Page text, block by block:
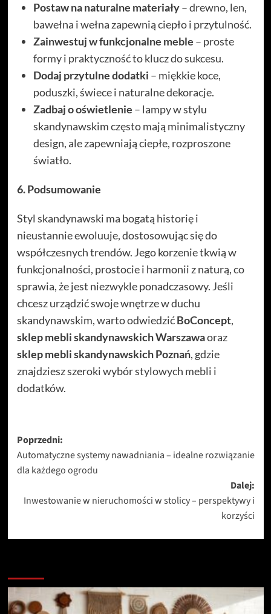
Postaw na naturalne materiały– drewno, len,
bawełna i wełna zapewnią ciepło i przytulność.
Zainwestuj w funkcjonalne meble – proste
formy i praktyczność to klucz do sukcesu.
Dodaj przytulne dodatki – miękkie koce,
poduszki, świece i naturalne dekoracje.
Zadbaj o oświetlenie – lampy w stylu
skandynawskim często mają minimalistyczny
design, ale zapewniają ciepłe, rozproszone
światło.
6. Podsumowanie
Styl skandynawski ma bogatą historię i
nieustannie ewoluuje, dostosowując się do
współczesnych trendów. Jego korzenie tkwią w
funkcjonalności, prostocie i harmonii z naturą, co
sprawia, że jest niezwykle ponadczasowy. Jeśli
chcesz urządzić swoje wnętrze w duchu
skandynawskim, warto odwiedzićBoConcept,
sklep mebli skandynawskich Warszawaoraz
sklep mebli skandynawskich Poznań, gdzie
znajdziesz szeroki wybór stylowych mebli i
dodatków.
Zobacz
wpisy
Poprzedni:
Automatyczne systemy nawadniania – idealne rozwiązanie
dla każdego ogrodu
Dalej:
Inwestowanie w nieruchomości w stolicy – perspektywy i
korzyści